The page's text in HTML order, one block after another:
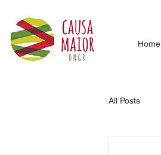
Home
All Posts